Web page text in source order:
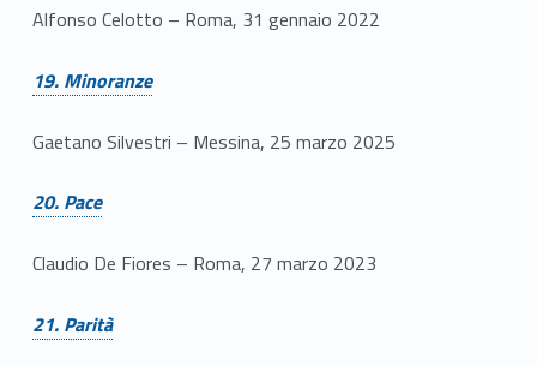
Alfonso Celotto – Roma, 31 gennaio 2022
Link identifier #identifier__77011-21
19. Minoranze
Gaetano Silvestri – Messina, 25 marzo 2025
Link identifier #identifier__140251-22
20. Pace
Claudio De Fiores – Roma, 27 marzo 2023
Link identifier #identifier__86731-23
21. Parità